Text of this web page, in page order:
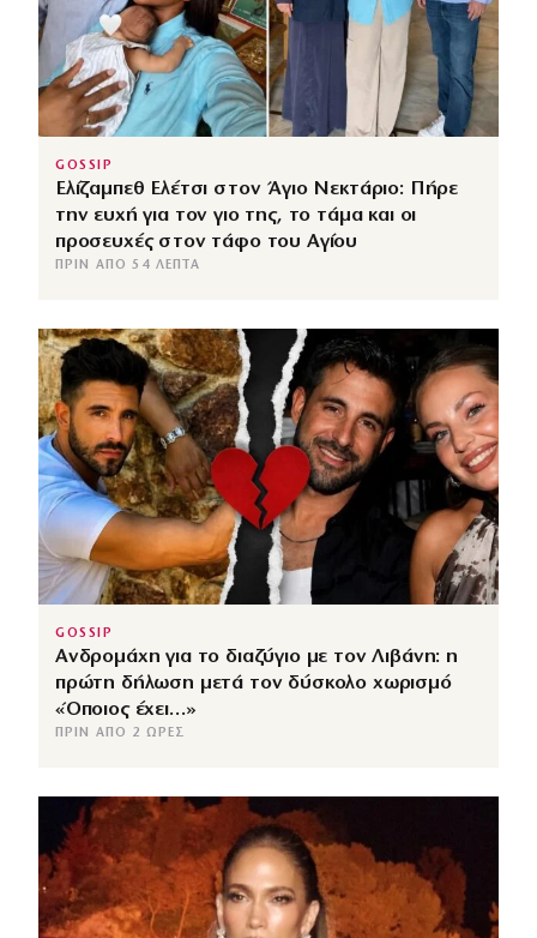
GOSSIP
Ελίζαμπεθ Ελέτσι στον Άγιο Νεκτάριο: Πήρε
την ευχή για τον γιο της, το τάμα και οι
προσευχές στον τάφο του Αγίου
ΠΡΙΝ ΑΠΌ 54 ΛΕΠΤΆ
GOSSIP
Ανδρομάχη για το διαζύγιο με τον Λιβάνη: η
πρώτη δήλωση μετά τον δύσκολο χωρισμό
«Όποιος έχει…»
ΠΡΙΝ ΑΠΌ 2 ΏΡΕΣ